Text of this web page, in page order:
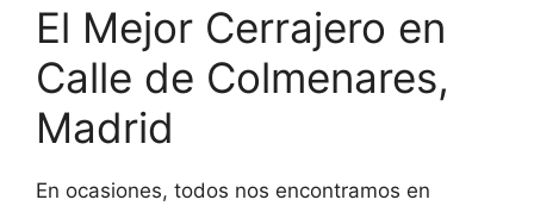
El Mejor Cerrajero en
Calle de Colmenares,
Madrid
En ocasiones, todos nos encontramos en